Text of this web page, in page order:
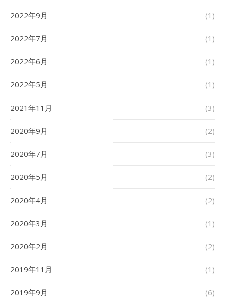
2022年9月 (1)
2022年7月 (1)
2022年6月 (1)
2022年5月 (1)
2021年11月 (3)
2020年9月 (2)
2020年7月 (3)
2020年5月 (2)
2020年4月 (2)
2020年3月 (1)
2020年2月 (2)
2019年11月 (1)
2019年9月 (6)